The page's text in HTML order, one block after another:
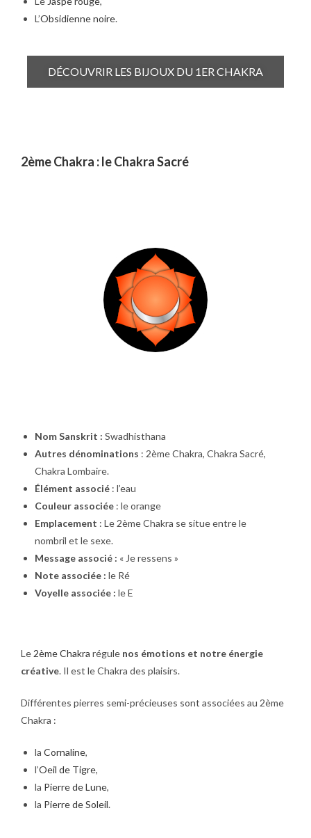
L’Obsidienne noire.
DÉCOUVRIR LES BIJOUX DU 1ER CHAKRA
2ème Chakra : le Chakra Sacré
Nom Sanskrit : Swadhisthana
Autres dénominations : 2ème Chakra, Chakra Sacré,
Chakra Lombaire.
Élément associé : l’eau
Couleur associée : le orange
Emplacement : Le 2ème Chakra se situe entre le
nombril et le sexe.
Message associé : « Je ressens »
Note associée : le Ré
Voyelle associée : le E
Le 2ème Chakra régule nos émotions et notre énergie
créative. Il est le Chakra des plaisirs.
Différentes pierres semi-précieuses sont associées au 2ème
Chakra :
la Cornaline,
l’Oeil de Tigre,
la Pierre de Lune,
la Pierre de Soleil.